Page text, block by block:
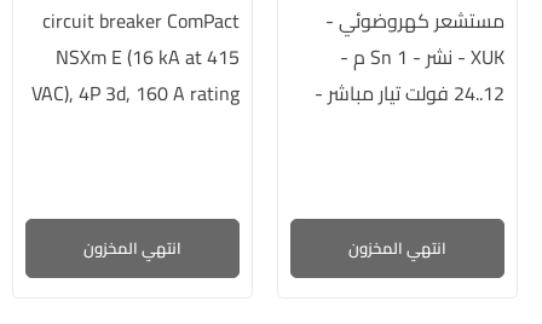
مستشعر كهروضوئي -
XUK - نشر - Sn 1 م -
12..24 فولت تيار مباشر -
انتهي المخزون
circuit breaker ComPact
NSXm E (16 kA at 415
VAC), 4P 3d, 160 A rating
انتهي المخزون